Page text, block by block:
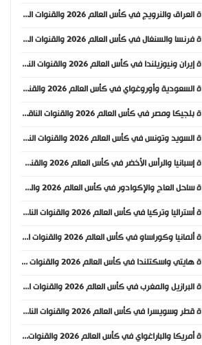
موعد مباراة العراق والنرويج في كأس العالم 2026 والقنوات الناقلة
موعد مباراة فرنسا والسنغال في كأس العالم 2026 والقنوات الناقلة
موعد مباراة إيران ونيوزيلندا في كأس العالم 2026 والقنوات الناقلة
موعد مباراة السعودية وأوروغواي في كأس العالم 2026 والقنوات الناقلة
موعد مباراة بلجيكا ومصر في كأس العالم 2026 والقنوات الناقلة
موعد مباراة السويد وتونس في كأس العالم 2026 والقنوات الناقلة
موعد مباراة إسبانيا والرأس الأخضر في كأس العالم 2026 والقنوات الناقلة
موعد مباراة ساحل العاج والإكوادور في كأس العالم 2026 والقنوات الناقلة
موعد مباراة أستراليا وتركيا في كأس العالم 2026 والقنوات الناقلة
موعد مباراة ألمانيا وكوراساو في كأس العالم 2026 والقنوات الناقلة
موعد مباراة هايتي واسكتلندا في كأس العالم 2026 والقنوات الناقلة
موعد مباراة البرازيل والمغرب في كأس العالم 2026 والقنوات الناقلة
موعد مباراة قطر وسويسرا في كأس العالم 2026 والقنوات الناقلة
موعد مباراة أمريكا والباراغواي في كأس العالم 2026 والقنوات الناقلة